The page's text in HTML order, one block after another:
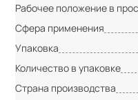
Рабочее положение в
Сфера применения
Упаковка
Количество в упаковке
Страна производства